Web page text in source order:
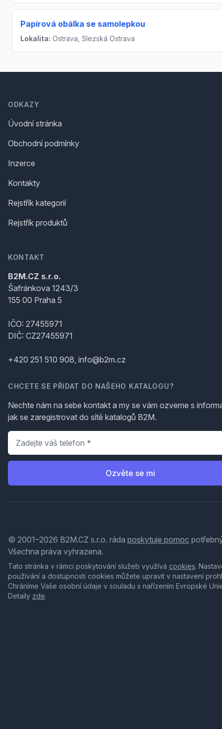
Papírová obálka se samolepkou
Lokalita: Ostrava, Slezská Ostrava
ODKAZY
Úvodní stránka
Obchodní podmínky
Inzerce
Kontakty
Rejstřík kategorií
Rejstřík produktů
KONTAKT
B2M.CZ s.r.o.
Šafránkova 1243/3
155 00 Praha 5
IČO: 27455971
DIČ: CZ27455971
+420 251 510 908, info@b2m.cz
CHCETE SE PŘIDAT DO NAŠEHO KATALOGU?
Nechte nám na sebe kontakt a my se vám ozveme s
jak se zaregistrovat do sítě katalogů B2M.
Telefon
Ozvěte se mi
© 2001–2026 B2M.CZ s.r.o. ráda poskytuje pomoc
Všechna práva vyhrazena.
Tato stránka v rámci poskytování služeb využívá cookies.
používání a dostupnosti cookies můžete upravit v nastavení
Chráníme Vaše osobní údaje v souladu s nařízením Evropské
Detaily zde.